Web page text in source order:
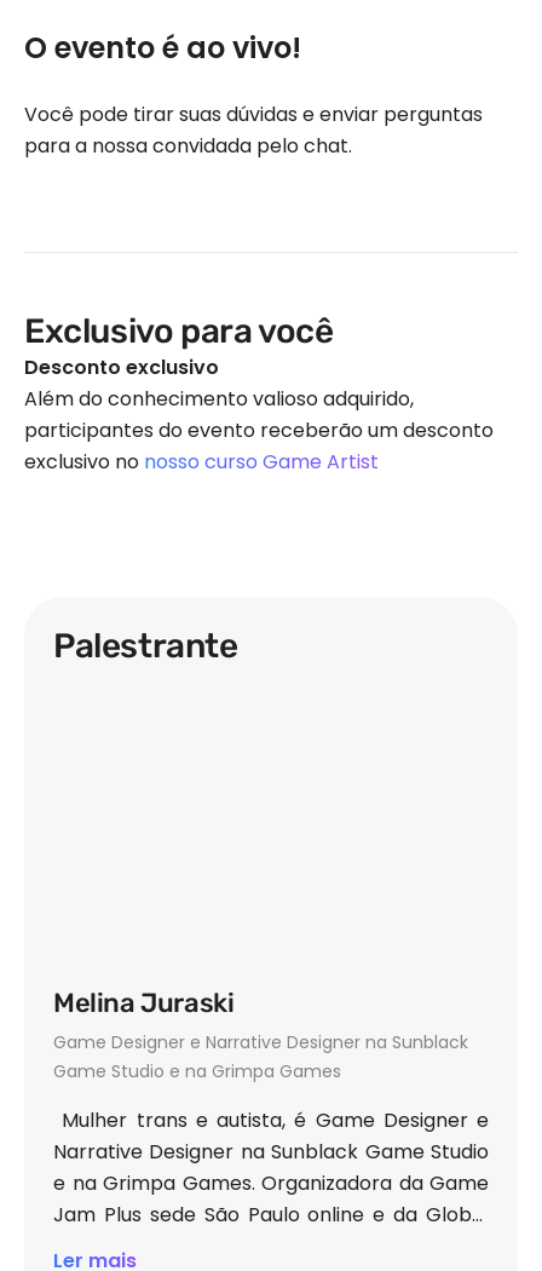
O evento é ao vivo!
Você pode tirar suas dúvidas e enviar perguntas
para a nossa convidada pelo chat.
Exclusivo para você
Desconto exclusivo
Além do conhecimento valioso adquirido,
participantes do evento receberão um desconto
exclusivo no nosso curso Game Artist
Palestrante
Melina Juraski
Game Designer e Narrative Designer na Sunblack
Game Studio e na Grimpa Games
Mulher trans e autista, é Game Designer e
Narrative Designer na Sunblack Game Studio
e na Grimpa Games. Organizadora da Game
Jam Plus sede São Paulo online e da Global
Game Jam SGS São Paulo. Palestrante e
Ler mais